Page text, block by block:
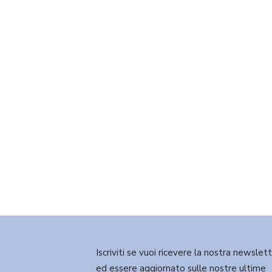
Iscriviti se vuoi ricevere la nostra
ed essere aggiornato sulle nostre ultime